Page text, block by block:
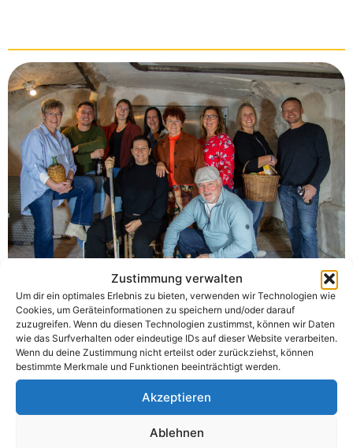
Zustimmung verwalten
Um dir ein optimales Erlebnis zu bieten, verwenden wir Technologien wie
Cookies, um Geräteinformationen zu speichern und/oder darauf
zuzugreifen. Wenn du diesen Technologien zustimmst, können wir Daten
wie das Surfverhalten oder eindeutige IDs auf dieser Website verarbeiten.
Wenn du deine Zustimmung nicht erteilst oder zurückziehst, können
bestimmte Merkmale und Funktionen beeinträchtigt werden.
Akzeptieren
Ablehnen
MUCKS MÄUSCHEN
MORD
Ländlicher Schwank in drei Akten von Ralph Wallner
Rote Gummistiefel! Das war das Auffälligste, das dieser
seltsame Gast anhatte, der am Abend zuvor in der